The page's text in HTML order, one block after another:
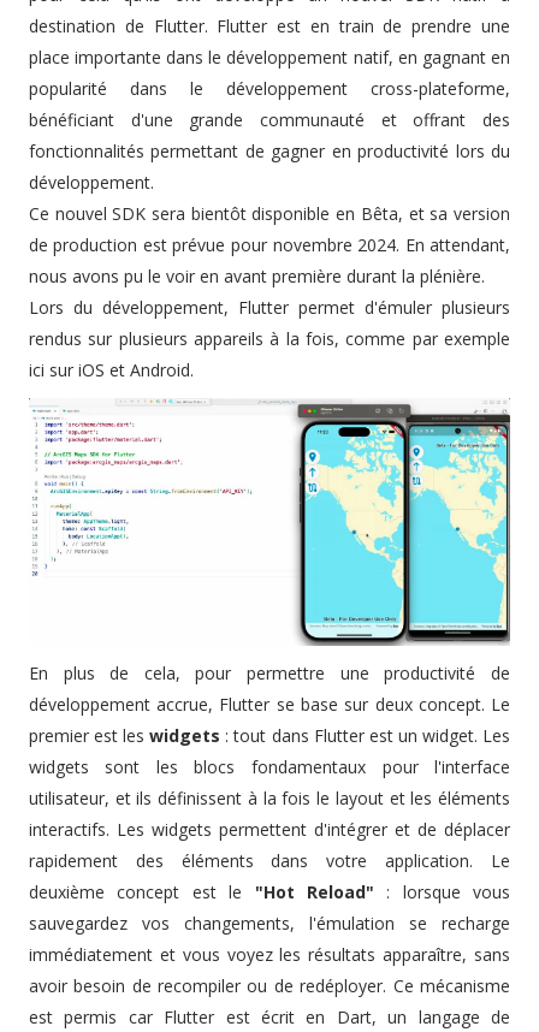
destination de Flutter. Flutter est en train de prendre une
place importante dans le développement natif, en gagnant en
popularité dans le développement cross-plateforme,
bénéficiant d'une grande communauté et offrant des
fonctionnalités permettant de gagner en productivité lors du
développement.
Ce nouvel SDK sera bientôt disponible en Bêta, et sa version
de production est prévue pour novembre 2024. En attendant,
nous avons pu le voir en avant première durant la plénière.
Lors du développement, Flutter permet d'émuler plusieurs
rendus sur plusieurs appareils à la fois, comme par exemple
ici sur iOS et Android.
En plus de cela, pour permettre une productivité de
développement accrue, Flutter se base sur deux concept. Le
premier est leswidgets : tout dans Flutter est un widget. Les
widgets sont les blocs fondamentaux pour l'interface
utilisateur, et ils définissent à la fois le layout et les éléments
interactifs. Les widgets permettent d'intégrer et de déplacer
rapidement des éléments dans votre application. Le
deuxième concept est le "Hot Reload" : lorsque vous
sauvegardez vos changements, l'émulation se recharge
immédiatement et vous voyez les résultats apparaître, sans
avoir besoin de recompiler ou de redéployer. Ce mécanisme
est permis car Flutter est écrit en Dart, un langage de